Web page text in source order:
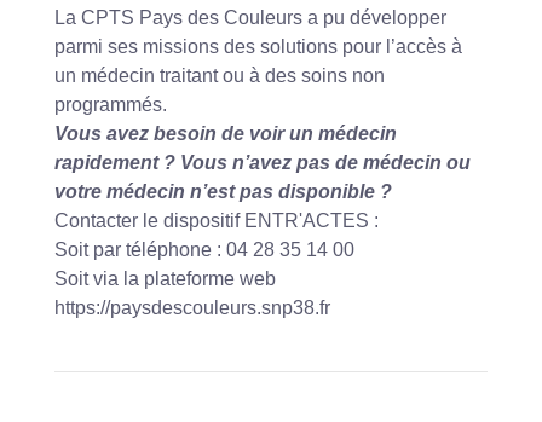
La CPTS Pays des Couleurs a pu développer
parmi ses missions des solutions pour l’accès à
un médecin traitant ou à des soins non
programmés.
Vous avez besoin de voir un médecin
rapidement ? Vous n’avez pas de médecin ou
votre médecin n’est pas disponible ?
Contacter le dispositif ENTR'ACTES :
Soit par téléphone : 04 28 35 14 00
Soit via la plateforme web
https://paysdescouleurs.snp38.fr